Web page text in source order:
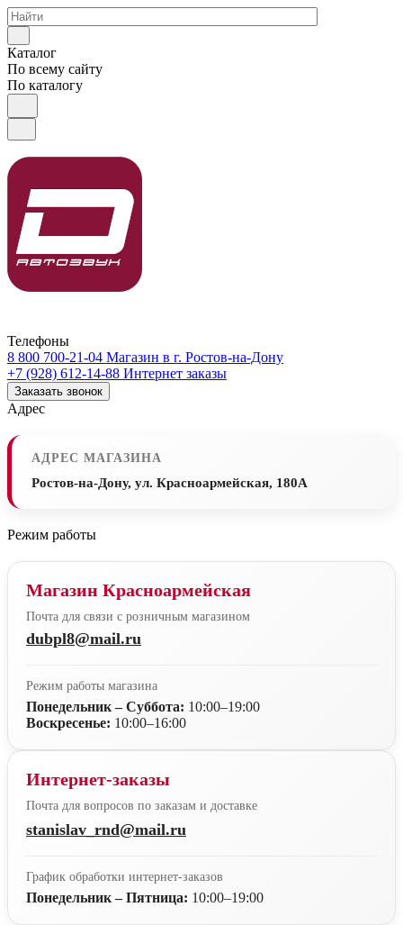
Каталог
По всему сайту
По каталогу
Телефоны
8 800 700-21-04 Магазин в г. Ростов-на-Дону
+7 (928) 612-14-88 Интернет заказы
Заказать звонок
Адрес
АДРЕС МАГАЗИНА
Ростов-на-Дону, ул. Красноармейская, 180А
Режим работы
Магазин Красноармейская
Почта для связи с розничным магазином
dubpl8@mail.ru
Режим работы магазина
Понедельник – Суббота: 10:00–19:00
Воскресенье: 10:00–16:00
Интернет-заказы
Почта для вопросов по заказам и доставке
stanislav_rnd@mail.ru
График обработки интернет-заказов
Понедельник – Пятница: 10:00–19:00